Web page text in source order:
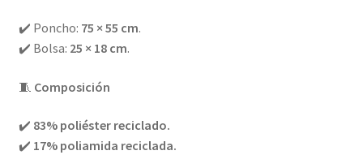
✔️ Poncho: 75 × 55 cm.
✔️ Bolsa: 25 × 18 cm.
🧵 Composición
✔️ 83% poliéster reciclado.
✔️ 17% poliamida reciclada.